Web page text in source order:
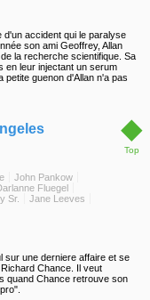
d'un accident qui le paralyse
son ami Geoffrey, Allan
la recherche scientifique. Sa
en leur injectant un serum
petite guenon d'Allan n'a pas
◆
Top
John Pankow
Fluegel
Sr.
Jane Leeves
sur une derniere affaire et se
Chance. Il veut
quand Chance retrouve son